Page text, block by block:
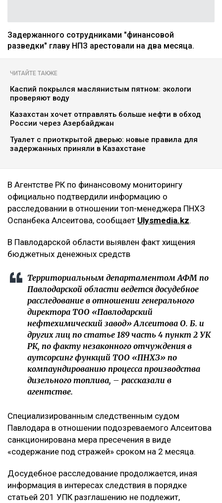
Задержанного сотрудниками "финансовой
разведки" главу НПЗ арестовали на два месяца.
ЧИТАЙТЕ ТАКЖЕ
Каспий покрылся маслянистым пятном: экологи
проверяют воду
Казахстан хочет отправлять больше нефти в обход
России через Азербайджан
Туалет с приоткрытой дверью: новые правила для
задержанных приняли в Казахстане
В Агентстве РК по финансовому мониторингу
официально подтвердили информацию о
расследовании в отношении топ-менеджера ПНХЗ
Оспанбека Алсеитова, сообщает Ulysmedia.kz.
В Павлодарской области выявлен факт хищения
бюджетных денежных средств
Территориальным департаментом АФМ по
Павлодарской области ведется досудебное
расследование в отношении генерального
директора ТОО «Павлодарский
нефтехимический завод» Алсеитова О. Б. и
других лиц по статье 189 часть 4 пункт 2 УК
РК, по факту незаконного отчуждения в
аутсорсинг функций ТОО «ПНХЗ» по
компаундированию процесса производства
дизельного топлива, – рассказали в
агентстве.
Специализированным следственным судом
Павлодара в отношении подозреваемого Алсеитова
санкционирована мера пресечения в виде
«содержание под стражей» сроком на 2 месяца.
Досудебное расследование продолжается, иная
информация в интересах следствия в порядке
статьей 201 УПК разглашению не подлежит,